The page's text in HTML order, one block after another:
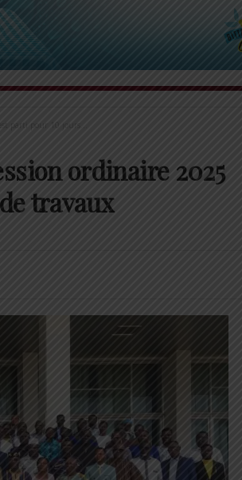
parti pour 10 jours...
ordinaire 2025
travaux